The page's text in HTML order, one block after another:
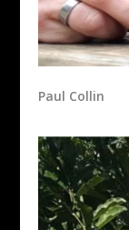
Paul Collin